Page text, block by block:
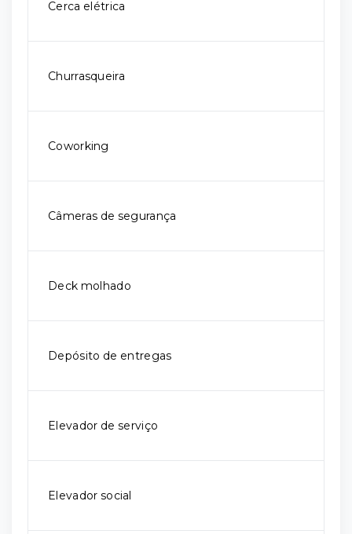
Cerca elétrica
Churrasqueira
Coworking
Câmeras de segurança
Deck molhado
Depósito de entregas
Elevador de serviço
Elevador social